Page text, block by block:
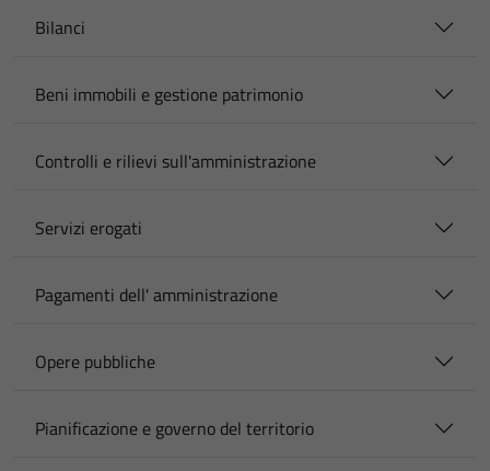
Bilanci
Beni immobili e gestione patrimonio
Controlli e rilievi sull'amministrazione
Servizi erogati
Pagamenti dell' amministrazione
Opere pubbliche
Pianificazione e governo del territorio